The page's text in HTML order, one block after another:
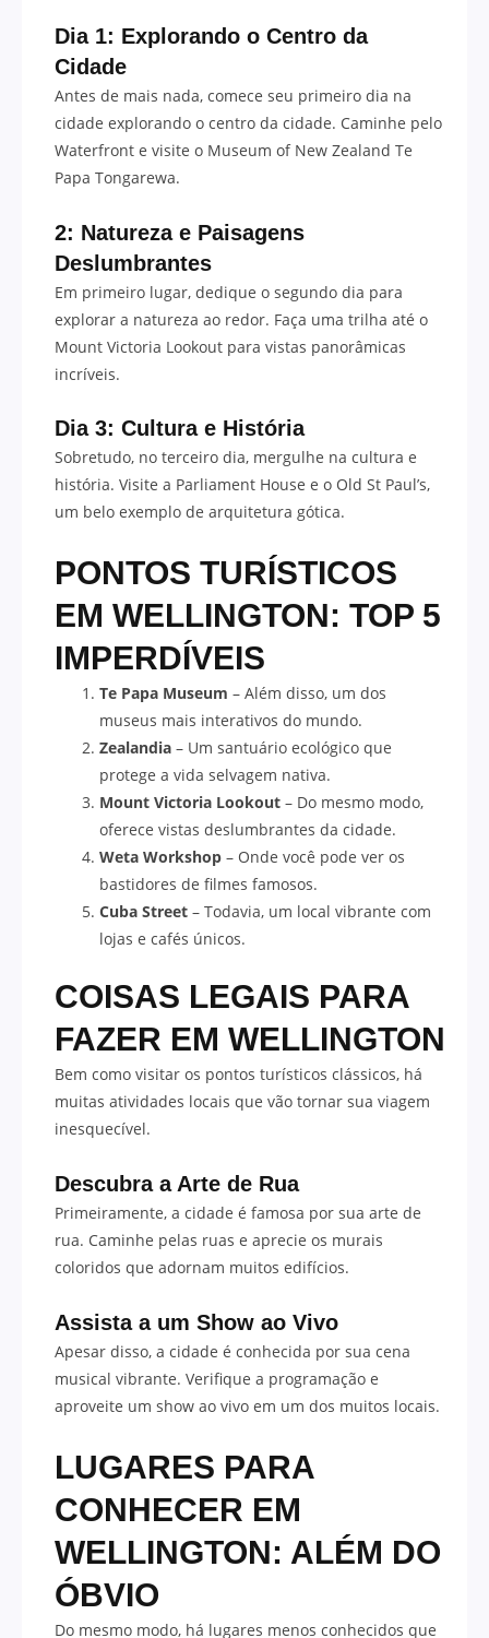
Dia 1: Explorando o Centro da
Cidade
Antes de mais nada, comece seu primeiro dia na
cidade explorando o centro da cidade. Caminhe pelo
Waterfront e visite o Museum of New Zealand Te
Papa Tongarewa.
2: Natureza e Paisagens
Deslumbrantes
Em primeiro lugar, dedique o segundo dia para
explorar a natureza ao redor. Faça uma trilha até o
Mount Victoria Lookout para vistas panorâmicas
incríveis.
Dia 3: Cultura e História
Sobretudo, no terceiro dia, mergulhe na cultura e
história. Visite a Parliament House e o Old St Paul’s,
um belo exemplo de arquitetura gótica.
PONTOS TURÍSTICOS
EM WELLINGTON: TOP 5
IMPERDÍVEIS
Te Papa Museum – Além disso, um dos
museus mais interativos do mundo.
Zealandia – Um santuário ecológico que
protege a vida selvagem nativa.
Mount Victoria Lookout – Do mesmo modo,
oferece vistas deslumbrantes da cidade.
Weta Workshop – Onde você pode ver os
bastidores de filmes famosos.
Cuba Street – Todavia, um local vibrante com
lojas e cafés únicos.
COISAS LEGAIS PARA
FAZER EM WELLINGTON
Bem como visitar os pontos turísticos clássicos, há
muitas atividades locais que vão tornar sua viagem
inesquecível.
Descubra a Arte de Rua
Primeiramente, a cidade é famosa por sua arte de
rua. Caminhe pelas ruas e aprecie os murais
coloridos que adornam muitos edifícios.
Assista a um Show ao Vivo
Apesar disso, a cidade é conhecida por sua cena
musical vibrante. Verifique a programação e
aproveite um show ao vivo em um dos muitos locais.
LUGARES PARA
CONHECER EM
WELLINGTON: ALÉM DO
ÓBVIO
Do mesmo modo, há lugares menos conhecidos que